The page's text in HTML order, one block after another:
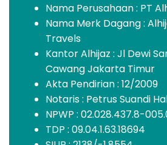
Nama Perusahaan : PT
Nama Merk Dagang :
Travels
Kantor Alhijaz : Jl Dewi
Cawang Jakarta Timur
Akta Pendirian : 12/2009
Notaris : Petrus Suandi
NPWP : 02.028.437.8-
TDP : 09.04.1.63.18694